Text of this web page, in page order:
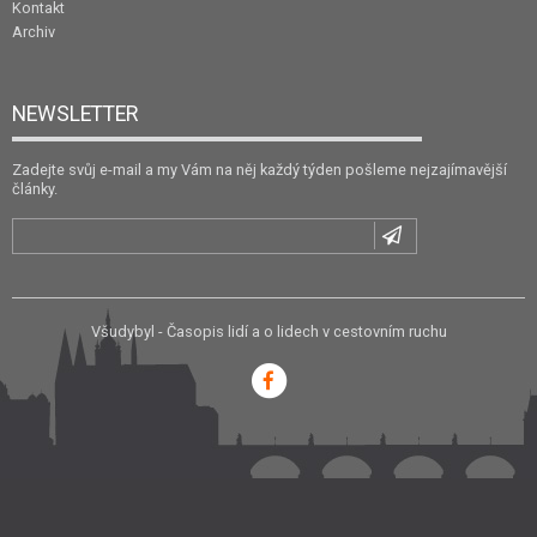
Kontakt
Archiv
NEWSLETTER
Zadejte svůj e-mail a my Vám na něj každý týden pošleme nejzajímavější
články.
Všudybyl - Časopis lidí a o lidech v cestovním ruchu